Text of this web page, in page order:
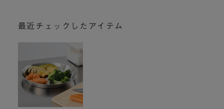
最近チェックしたアイテム